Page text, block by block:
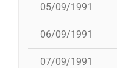
05/09/1991
06/09/1991
07/09/1991